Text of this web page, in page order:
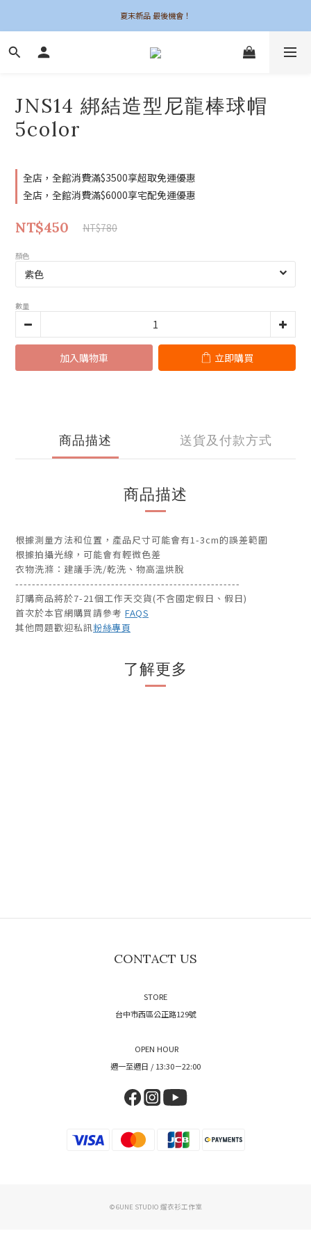
夏末新品 最後機會！
夏末新品 最後機會！
6UNE MADE 全系列自訂
夏末新品 最後機會！
JNS14 綁結造型尼龍棒球帽
5color
全店，全館消費滿$3500享超取免運優惠
全店，全館消費滿$6000享宅配免運優惠
NT$450 NT$780
顏色
數量
加入購物車 立即購買
商品描述 送貨及付款方式
商品描述
根據測量方法和位置，產品尺寸可能會有1-3cm的誤差範圍
根據拍攝光線，可能會有輕微色差
衣物洗滌：建議手洗/乾洗、物高溫烘脫
------------------------------------------------------
訂購商品將於7-21個工作天交貨(不含國定假日、假日)
首次於本官網購買請參考 FAQS
其他問題歡迎私訊粉絲專頁
了解更多
CONTACT US
STORE
台中市西區公正路129號
OPEN HOUR
週一至週日 / 13:30－22:00
© 6UNE STUDIO 遛衣衫工作室